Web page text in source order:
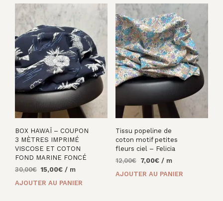
BOX HAWAÏ – COUPON
3 MÈTRES IMPRIMÉ
VISCOSE ET COTON
FOND MARINE FONCÉ
30,00€ Le
15,00€Le/ m
AJOUTER AU PANIER
Tissu popeline de
coton motif petites
fleurs ciel – Felicia
12,00€
Le
7,00€Le/ m
AJOUTER AU PANIER